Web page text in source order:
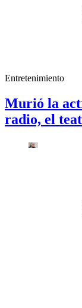
Entretenimiento
Murió la
radio, el